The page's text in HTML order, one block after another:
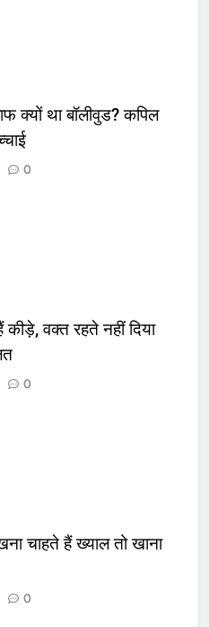
क्यों था बॉलीवुड? कपिल
0
वक्त रहते नहीं दिया
0
चाहते हैं ख्याल तो खाना
0